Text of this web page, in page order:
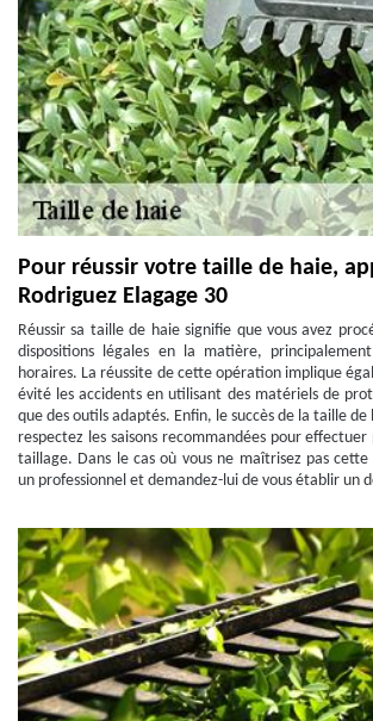
Pour réussir votre taille de haie,
Rodriguez Elagage 30
Réussir sa taille de haie signifie que vous avez
dispositions légales en la matière,
horaires. La réussite de cette opération implique
évité les accidents en utilisant des matériels de
que des outils adaptés. Enfin, le succès de la taille de
respectez les saisons recommandées pour
taillage. Dans le cas où vous ne maîtrisez pas
un professionnel et demandez-lui de vous établir un